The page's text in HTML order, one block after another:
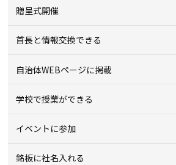
贈呈式開催
首長と情報交換できる
自治体WEBページに掲載
学校で授業ができる
イベントに参加
銘板に社名入れる